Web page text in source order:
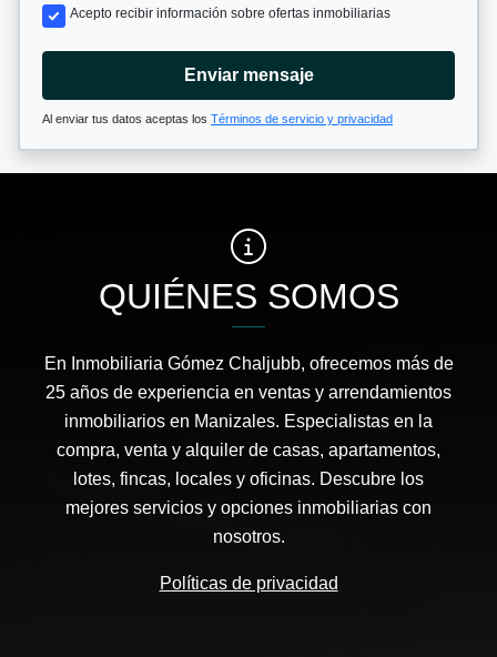
Acepto recibir información sobre ofertas inmobiliarias
Enviar mensaje
Al enviar tus datos aceptas los Términos de servicio y privacidad
QUIÉNES SOMOS
En Inmobiliaria Gómez Chaljubb, ofrecemos más de
25 años de experiencia en ventas y arrendamientos
inmobiliarios en Manizales. Especialistas en la
compra, venta y alquiler de casas, apartamentos,
lotes, fincas, locales y oficinas. Descubre los
mejores servicios y opciones inmobiliarias con
nosotros.
Políticas de privacidad